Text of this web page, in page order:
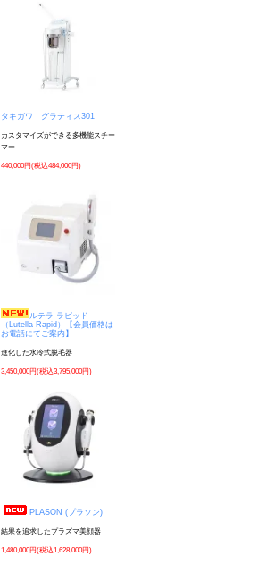
タキガワ グラティス301
カスタマイズができる多機能スチー
マー
440,000円(税込484,000円)
ルテラ ラピッド
（Lutella Rapid）【会員価格は
お電話にてご案内】
進化した水冷式脱毛器
3,450,000円(税込3,795,000円)
PLASON (プラソン)
結果を追求したプラズマ美顔器
1,480,000円(税込1,628,000円)